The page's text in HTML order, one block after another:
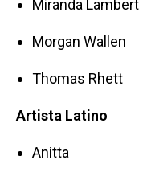
Miranda Lambert
Morgan Wallen
Thomas Rhett
Artista Latino
Anitta